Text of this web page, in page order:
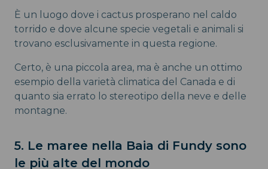
È un luogo dove i cactus prosperano nel caldo
torrido e dove alcune specie vegetali e animali si
trovano esclusivamente in questa regione.
Certo, è una piccola area, ma è anche un ottimo
esempio della varietà climatica del Canada e di
quanto sia errato lo stereotipo della neve e delle
montagne.
5. Le maree nella Baia di Fundy sono
le più alte del mondo